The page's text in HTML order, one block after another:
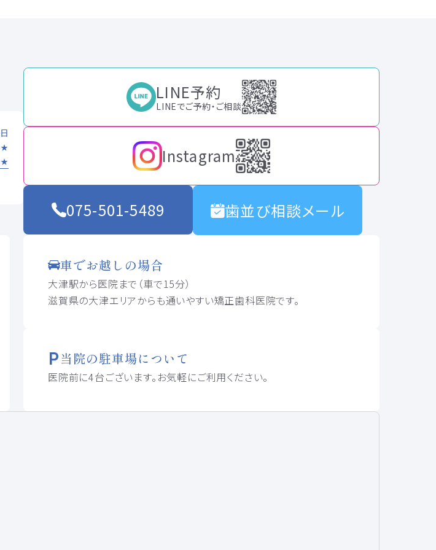
日
★
★
LINE予約
LINEでご予約・ご相談
Instagram
075-501-5489 歯並び相談メール
車でお越しの場合
大津駅から医院まで（車で15分）
滋賀県の大津エリアからも通いやすい矯正歯科医院です。
当院の駐車場について
医院前に4台ございます。お気軽にご利用ください。